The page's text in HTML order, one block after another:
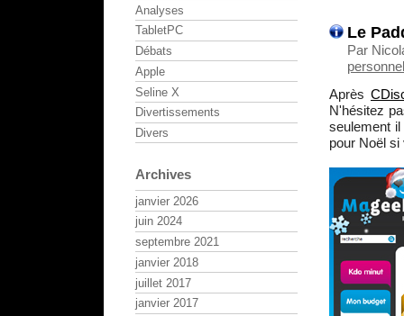
Le
Par
Après
N'hésitez
seulement
pour Noël
Analyses
TabletPC
Débats
Apple
Seline X
Divertissements
Divers
Archives
janvier 2026
juin 2024
septembre 2021
janvier 2018
juillet 2017
janvier 2017